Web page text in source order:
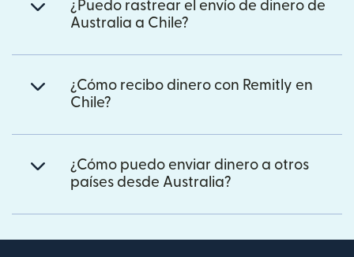
¿Puedo rastrear el envío de dinero de
Australia a Chile?
¿Cómo recibo dinero con Remitly en
Chile?
¿Cómo puedo enviar dinero a otros
países desde Australia?